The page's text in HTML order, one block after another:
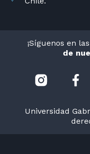
Universidad
¡Síguenos en
de